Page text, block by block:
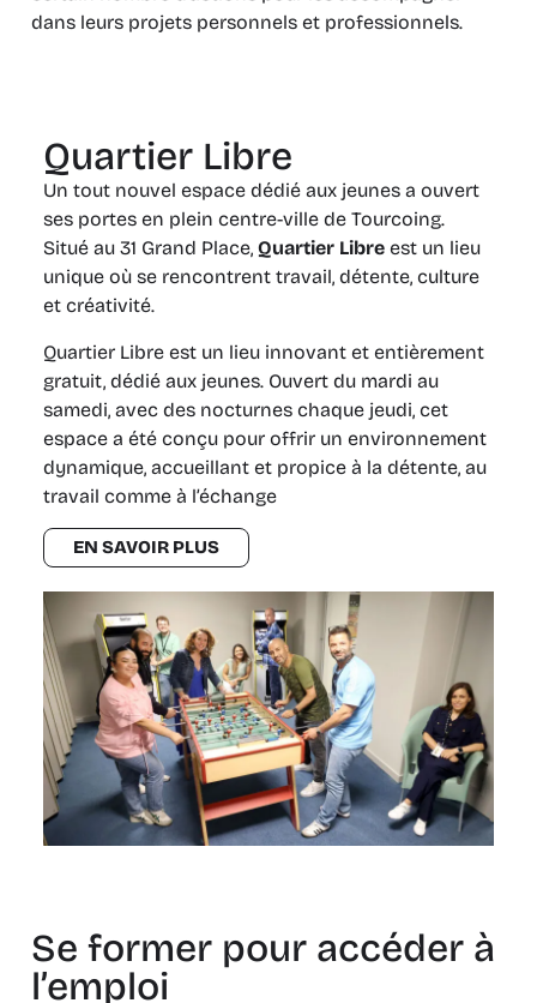
dans leurs projets personnels et professionnels.
Quartier Libre
Un tout nouvel espace dédié aux jeunes a ouvert
ses portes en plein centre-ville de Tourcoing.
Situé au 31 Grand Place, Quartier Libre est un lieu
unique où se rencontrent travail, détente, culture
et créativité.
Quartier Libre est un lieu innovant et entièrement
gratuit, dédié aux jeunes. Ouvert du mardi au
samedi, avec des nocturnes chaque jeudi, cet
espace a été conçu pour offrir un environnement
dynamique, accueillant et propice à la détente, au
travail comme à l’échange
EN SAVOIR PLUS
Se former pour accéder à
l’emploi